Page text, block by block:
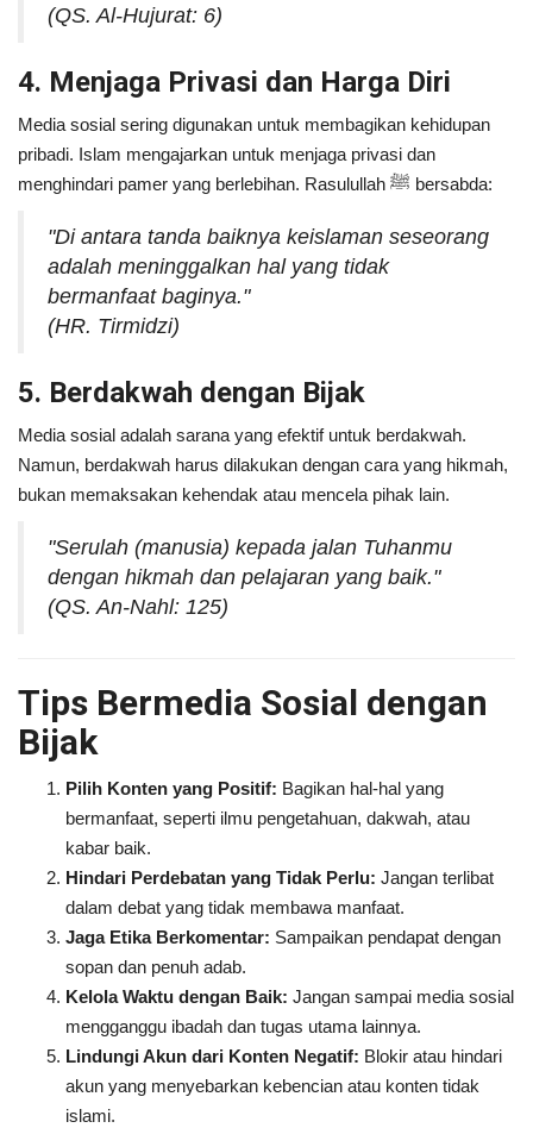
(QS. Al-Hujurat: 6)
4. Menjaga Privasi dan Harga Diri
Media sosial sering digunakan untuk membagikan kehidupan
pribadi. Islam mengajarkan untuk menjaga privasi dan
menghindari pamer yang berlebihan. Rasulullah ﷺ bersabda:
"Di antara tanda baiknya keislaman seseorang
adalah meninggalkan hal yang tidak
bermanfaat baginya."
(HR. Tirmidzi)
5. Berdakwah dengan Bijak
Media sosial adalah sarana yang efektif untuk berdakwah.
Namun, berdakwah harus dilakukan dengan cara yang hikmah,
bukan memaksakan kehendak atau mencela pihak lain.
"Serulah (manusia) kepada jalan Tuhanmu
dengan hikmah dan pelajaran yang baik."
(QS. An-Nahl: 125)
Tips Bermedia Sosial dengan
Bijak
Pilih Konten yang Positif: Bagikan hal-hal yang
bermanfaat, seperti ilmu pengetahuan, dakwah, atau
kabar baik.
Hindari Perdebatan yang Tidak Perlu: Jangan terlibat
dalam debat yang tidak membawa manfaat.
Jaga Etika Berkomentar: Sampaikan pendapat dengan
sopan dan penuh adab.
Kelola Waktu dengan Baik: Jangan sampai media sosial
mengganggu ibadah dan tugas utama lainnya.
Lindungi Akun dari Konten Negatif: Blokir atau hindari
akun yang menyebarkan kebencian atau konten tidak
islami.